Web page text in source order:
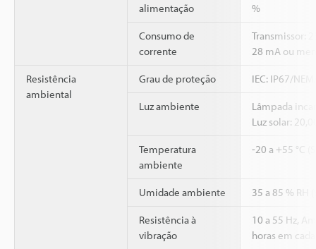
alimentação
%
Consumo de
corrente
Transmissor:
28 mA ou
Resistência
ambiental
Grau de proteção IEC: IP67/
Luz ambiente
Lâmpada
Luz solar:
Temperatura
ambiente
-20 a +55 °C
Umidade ambiente 35 a 85 % RH
Resistência à
vibração
10 a 55 Hz,
horas em